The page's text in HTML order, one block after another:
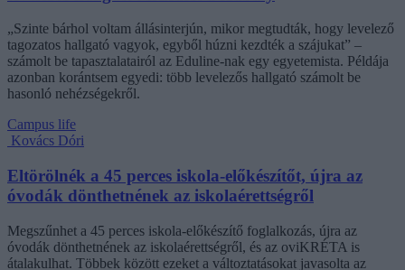
„Szinte bárhol voltam állásinterjún, mikor megtudták, hogy levelező
tagozatos hallgató vagyok, egyből húzni kezdték a szájukat” –
számolt be tapasztalatairól az Eduline-nak egy egyetemista. Példája
azonban korántsem egyedi: több levelezős hallgató számolt be
hasonló nehézségekről.
Campus life
Kovács Dóri
Eltörölnék a 45 perces iskola-előkészítőt, újra az
óvodák dönthetnének az iskolaérettségről
Megszűnhet a 45 perces iskola-előkészítő foglalkozás, újra az
óvodák dönthetnének az iskolaérettségről, és az oviKRÉTA is
átalakulhat. Többek között ezeket a változtatásokat javasolta az